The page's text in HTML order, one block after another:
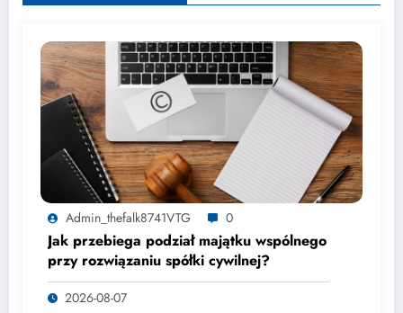
Admin_thefalk8741VTG 0
Jak przebiega podział majątku wspólnego
przy rozwiązaniu spółki cywilnej?
2026-08-07